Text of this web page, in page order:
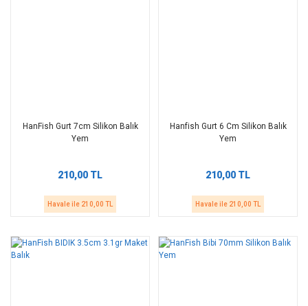
HanFish Gurt 7cm Silikon Balık
Yem
210,00 TL
Havale ile 210,00 TL
Hanfish Gurt 6 Cm Silikon Balık
Yem
210,00 TL
Havale ile 210,00 TL